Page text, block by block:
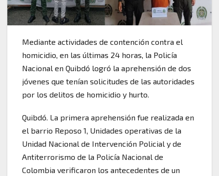
Mediante actividades de contención contra el
homicidio, en las últimas 24 horas, la Policía
Nacional en Quibdó logró la aprehensión de dos
jóvenes que tenían solicitudes de las autoridades
por los delitos de homicidio y hurto.
Quibdó. La primera aprehensión fue realizada en
el barrio Reposo 1, Unidades operativas de la
Unidad Nacional de Intervención Policial y de
Antiterrorismo de la Policía Nacional de
Colombia verificaron los antecedentes de un